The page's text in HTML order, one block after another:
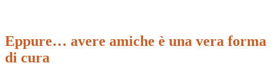
Eppure… avere amiche è una vera forma
di cura